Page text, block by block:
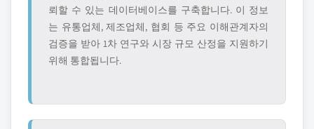
뢰할 수 있는 데이터베이스를 구축합니다. 이 정보
는 유통업체, 제조업체, 협회 등 주요 이해관계자의
검증을 받아 1차 연구와 시장 규모 산정을 지원하기
위해 통합됩니다.